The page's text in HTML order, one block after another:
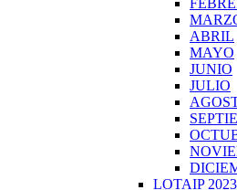
ABRIL
MAYO
JUNIO
JULIO
LOTAIP 2023